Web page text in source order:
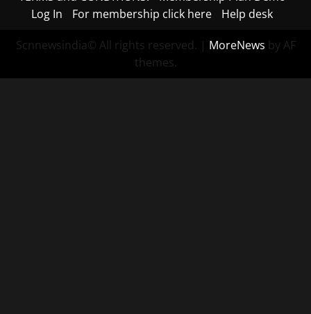
Log In
For membership click here Help desk
Scnnewsindia© All rights reserved. | MoreNews by AF
themes.